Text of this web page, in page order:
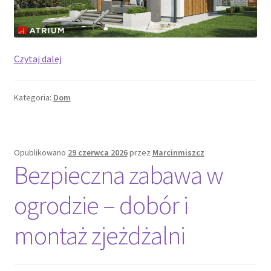
Czytaj dalejWąska
chaosu
domu
z
dobrym
rytmem
Kategoria: Dom
Opublikowano 29 czerwca 2026przez Marcinmiszcz
Bezpieczna zabawa w
ogrodzie – dobór i
montaż zjeżdżalni